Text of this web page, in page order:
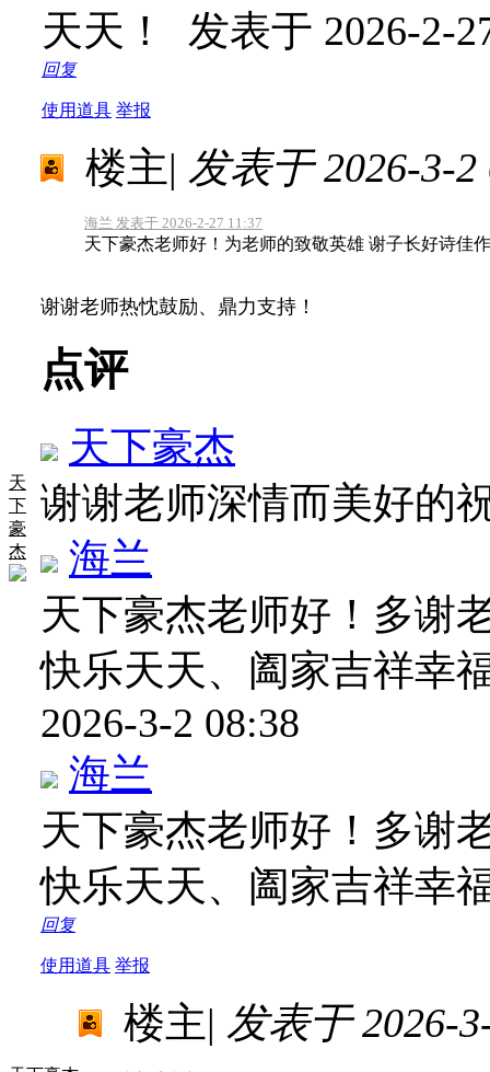
天天！ 发表于 2026-2-
回复
使用道具 举报
天
下
豪
杰
楼主| 发表于 2026-3-2
海兰 发表于 2026-2-27 11:37
天下豪杰老师好！为老师的致敬英雄 谢子长好诗佳
谢谢老师热忱鼓励、鼎力支持！
点评
天下豪杰
谢谢老师深情而美好的
海兰
天下豪杰老师好！多谢
快乐天天、阖家吉祥幸
2026-3-2 08:38
海兰
天下豪杰老师好！多谢
快乐天天、阖家吉祥幸
回复
使用道具 举报
楼主| 发表于 2026-